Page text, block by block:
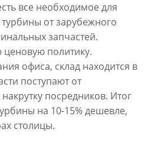
все необходимое для
от зарубежного
запчастей.
ценовую политику.
офиса, склад находится в
поступают от
посредников. Итог
на 10-15% дешевле,
столицы.